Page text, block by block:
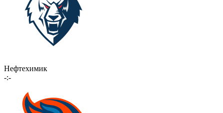
Нефтехимик
-:-